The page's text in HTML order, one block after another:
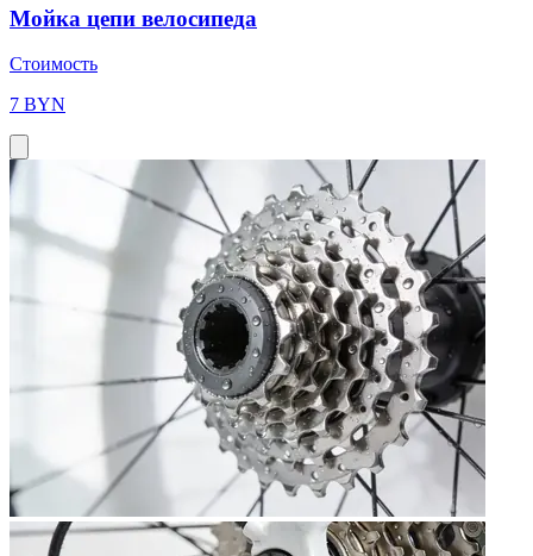
Мойка цепи велосипеда
Стоимость
7 BYN